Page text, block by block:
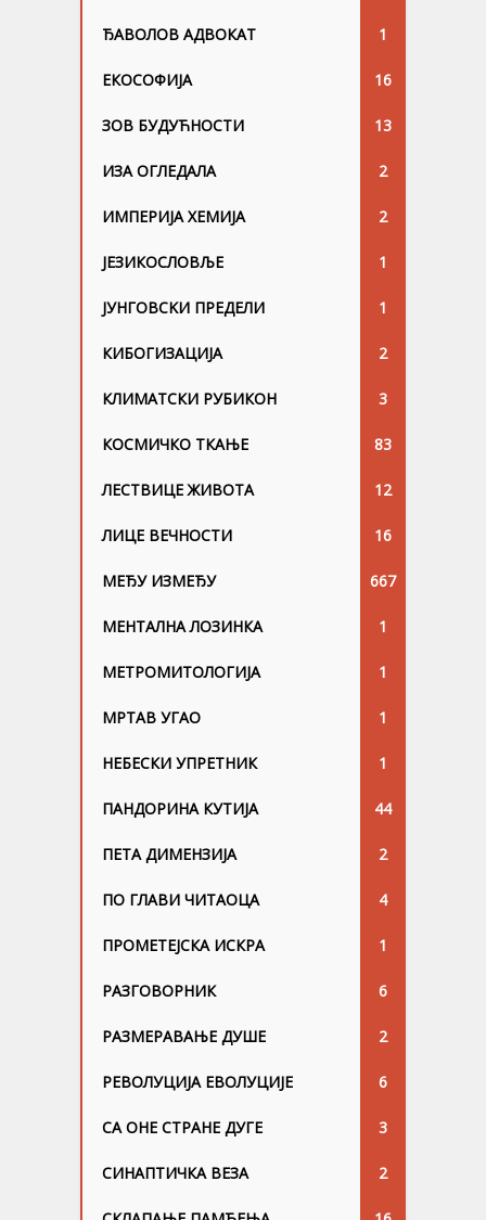
ЂАВОЛОВ АДВОКАТ 1
ЕКОСОФИЈА 16
ЗОВ БУДУЋНОСТИ 13
ИЗА ОГЛЕДАЛА 2
ИМПЕРИЈА ХЕМИЈА 2
ЈЕЗИКОСЛОВЉЕ 1
ЈУНГОВСKИ ПРЕДЕЛИ 1
КИБОГИЗАЦИЈА 2
КЛИМАТСКИ РУБИКОН 3
КОСМИЧКО ТКАЊЕ 83
ЛЕСТВИЦЕ ЖИВОТА 12
ЛИЦЕ ВЕЧНОСТИ 16
МЕЂУ ИЗМЕЂУ 667
МЕНТАЛНА ЛОЗИНКА 1
МЕТРОМИТОЛОГИЈА 1
МРТАВ УГАО 1
НЕБЕСКИ УПРЕТНИК 1
ПАНДОРИНА КУТИЈА 44
ПЕТА ДИМЕНЗИЈА 2
ПО ГЛАВИ ЧИТАОЦА 4
ПРОМЕТЕЈСКА ИСКРА 1
РАЗГОВОРНИК 6
РАЗМЕРАВАЊЕ ДУШЕ 2
РЕВОЛУЦИЈА ЕВОЛУЦИЈЕ 6
СА ОНЕ СТРАНЕ ДУГЕ 3
СИНАПТИЧКА ВЕЗА 2